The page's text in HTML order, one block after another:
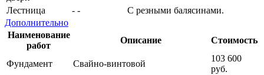
Лестница
- -
С резными балясинами.
Дополнительно
Наименование
работ
Описание Стоимость
Фундамент Свайно-винтовой
103 600
руб.